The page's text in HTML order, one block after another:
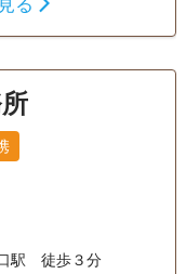
駅 徒歩３分